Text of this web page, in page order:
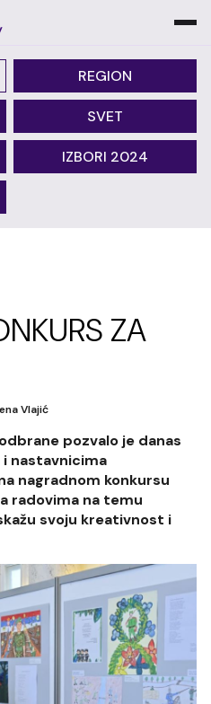
REGION
SVET
IZBORI 2024
ZA
Vlajić
pozvalo je danas
nastavnicima
nagradnom konkursu
radovima na temu
svoju kreativnost i